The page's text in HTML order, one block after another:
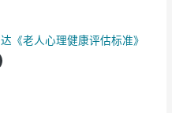
《老人心理健康评估标准》